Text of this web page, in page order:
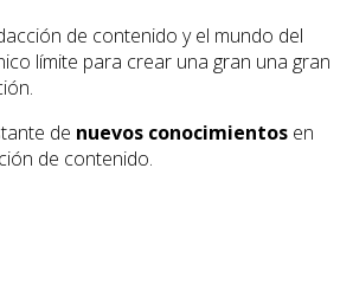
de contenido y el mundo del
límite para crear una gran una gran
de nuevos conocimientos en
de contenido.